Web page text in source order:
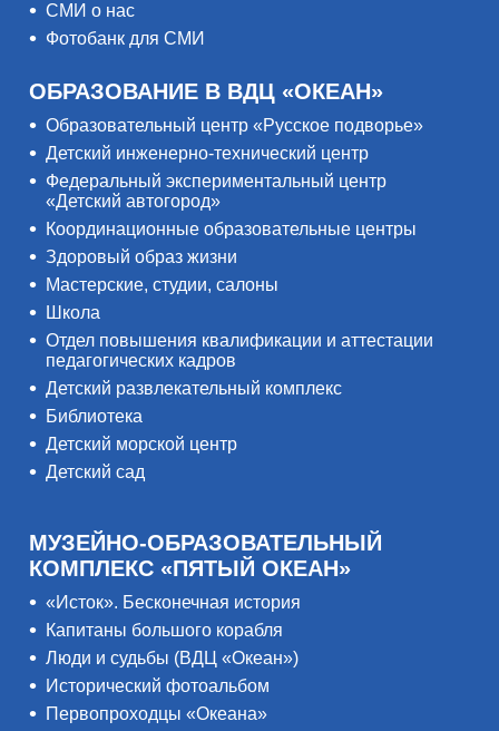
СМИ о нас
Фотобанк для СМИ
ОБРАЗОВАНИЕ В ВДЦ «ОКЕАН»
Образовательный центр «Русское подворье»
Детский инженерно-технический центр
Федеральный экспериментальный центр
«Детский автогород»
Координационные образовательные центры
Здоровый образ жизни
Мастерские, студии, салоны
Школа
Отдел повышения квалификации и аттестации
педагогических кадров
Детский развлекательный комплекс
Библиотека
Детский морской центр
Детский сад
МУЗЕЙНО-ОБРАЗОВАТЕЛЬНЫЙ
КОМПЛЕКС «ПЯТЫЙ ОКЕАН»
«Исток». Бесконечная история
Капитаны большого корабля
Люди и судьбы (ВДЦ «Океан»)
Исторический фотоальбом
Первопроходцы «Океана»